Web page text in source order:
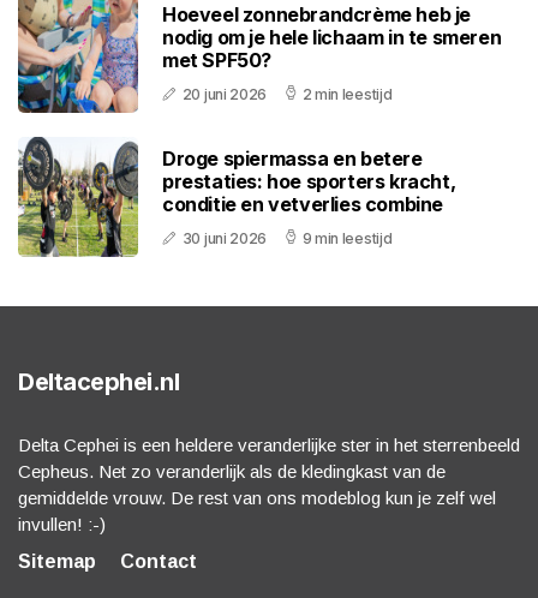
Hoeveel zonnebrandcrème heb je
nodig om je hele lichaam in te smeren
met SPF50?
20 juni 2026 2 min leestijd
Droge spiermassa en betere
prestaties: hoe sporters kracht,
conditie en vetverlies combine
30 juni 2026 9 min leestijd
Deltacephei.nl
Delta Cephei is een heldere veranderlijke ster in het sterrenbeeld
Cepheus. Net zo veranderlijk als de kledingkast van de
gemiddelde vrouw. De rest van ons modeblog kun je zelf wel
invullen! :-)
Sitemap
Contact